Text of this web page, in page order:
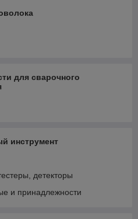
для сварочного
инструмент
детекторы
и принадлежности